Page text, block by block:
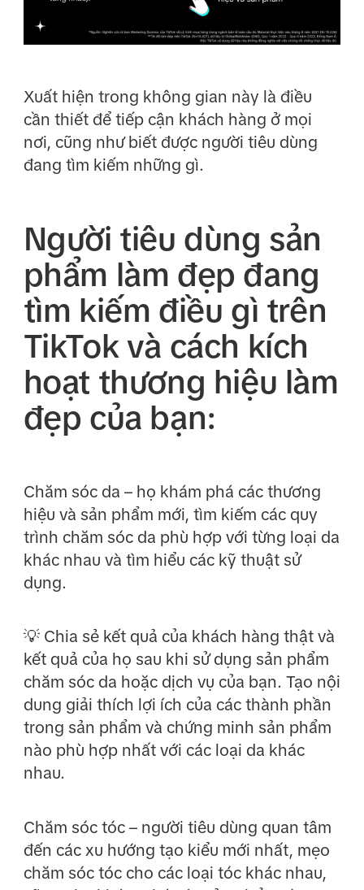
Xuất hiện trong không gian này là điều
cần thiết để tiếp cận khách hàng ở mọi
nơi, cũng như biết được người tiêu dùng
đang tìm kiếm những gì.
Người tiêu dùng sản
phẩm làm đẹp đang
tìm kiếm điều gì trên
TikTok và cách kích
hoạt thương hiệu làm
đẹp của bạn:
Chăm sóc da – họ khám phá các thương
hiệu và sản phẩm mới, tìm kiếm các quy
trình chăm sóc da phù hợp với từng loại da
khác nhau và tìm hiểu các kỹ thuật sử
dụng.
💡 Chia sẻ kết quả của khách hàng thật và
kết quả của họ sau khi sử dụng sản phẩm
chăm sóc da hoặc dịch vụ của bạn. Tạo nội
dung giải thích lợi ích của các thành phần
trong sản phẩm và chứng minh sản phẩm
nào phù hợp nhất với các loại da khác
nhau.
Chăm sóc tóc – người tiêu dùng quan tâm
đến các xu hướng tạo kiểu mới nhất, mẹo
chăm sóc tóc cho các loại tóc khác nhau,